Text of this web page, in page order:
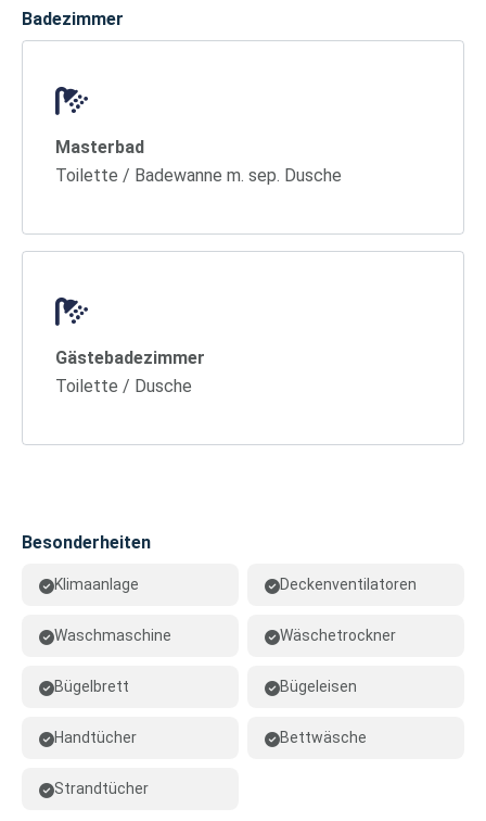
Badezimmer
Masterbad
Toilette / Badewanne m. sep. Dusche
Gästebadezimmer
Toilette / Dusche
Besonderheiten
Klimaanlage Deckenventilatoren
Waschmaschine Wäschetrockner
Bügelbrett Bügeleisen
Handtücher Bettwäsche
Strandtücher